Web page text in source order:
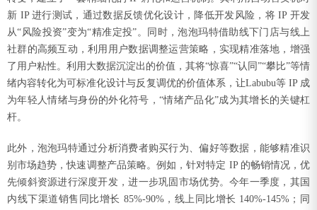
新 IP 进行测试，通过数据反馈优化设计，降低开发风险，将 IP 开发
从“风险投资”变为“精准定投”。同时，泡泡玛特借助线下门店与线上
社群的高频互动，利用用户数据调整运营策略，实现精准落地，增强
了用户粘性。利用大数据沉淀出的价值，其将“惊喜”“认同”“攀比”等情
绪内容转化为可标准化设计与反复调优的价值体系，让Labubu等 IP 成
为年轻人情绪与身份的外化符号，“情绪产品化”成为其增长的关键杠
杆。
此外，泡泡玛特通过分析消费者购买行为、偏好等数据，能够精准识
别市场趋势，快速调整产品策略。例如，针对特定 IP 的畅销情况，优
先倾斜资源进行深度开发，进一步巩固市场优势。今年一季度，其国
内线下渠道销售同比增长 85%-90%，线上同比增长 140%-145%；同